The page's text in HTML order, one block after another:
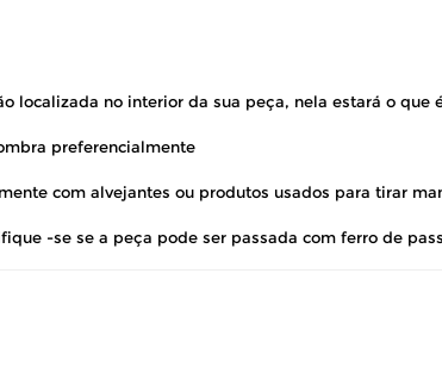
até 07 dias corridos, após o recebimento do
caso seu produto esteja sem uso.
revisar aspolíticas de devolução.
localizada no interior da sua peça, nela estará o
preferencialmente
com alvejantes ou produtos usados para tirar
-se se a peça pode ser passada com ferro de